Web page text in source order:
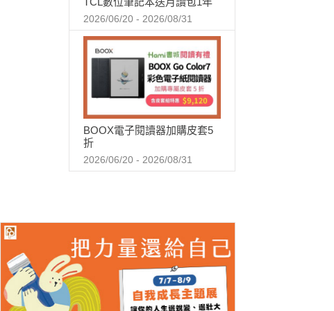
2026/06/20 - 2026/08/31
BOOX電子閱讀器加購皮套5
折
2026/06/20 - 2026/08/31